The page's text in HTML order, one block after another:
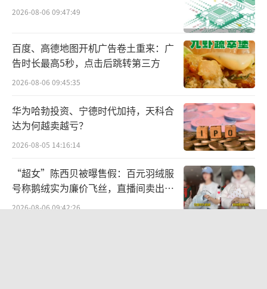
自此，Molly成为了泡泡玛特的招牌IP，销
可以说，2016年推出盲盒之前，泡泡玛特
仍处于亏损，到了2017年上半年，成功实现扭
数据显示，2016年，泡泡玛特实现营收87
00万元至9000万元，同比增长91.76%至98.3
7%，净利润亏损2800万元至2900万元；2017
年泡泡玛特实现营收1.581亿元，净利润156.9
万元，同比扭亏为盈；2018年泡泡玛特实现营
2026-08-06 09:47:49
百度、高德地图开机广告卷土重来：广
告时长最高5秒，点击后跳转第三方
2026-08-06 09:45:35
华为哈勃投资、宁德时代加持，天科合
达为何越卖越亏？
2026-08-05 14:16:14
“超女”陈西贝被曝售假：百元羽绒服
号称鹅绒实为廉价飞丝，直播间卖出超
百万元
2026-08-06 09:42:26